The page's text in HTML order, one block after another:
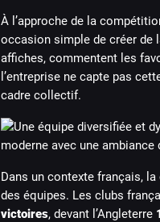
À l’approche de la
occasion simple de créer de
affiches, commentent les
l’entreprise ne capte pas
cadre collectif.
Dans un contexte français,
des équipes. Les clubs
victoires, devant l’Angleterre